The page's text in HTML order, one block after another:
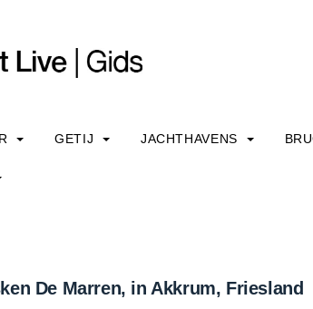
GETIJ JACHTHAVENS
De Marren, in Akkrum, Friesland